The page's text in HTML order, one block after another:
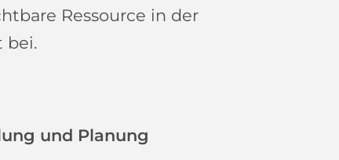
Ressource in der
bei.
und Planung